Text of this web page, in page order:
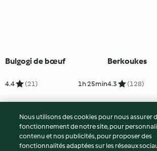
Bulgogi de bœuf
4.4 (21) 1h 25min
Berkoukes
4.3 (128)
Nous utilisons des cookies pour nous assurer
fonctionnement de notre site, pour
contenu et nos publicités, pour proposer des
fonctionnalités adaptées sur les réseaux